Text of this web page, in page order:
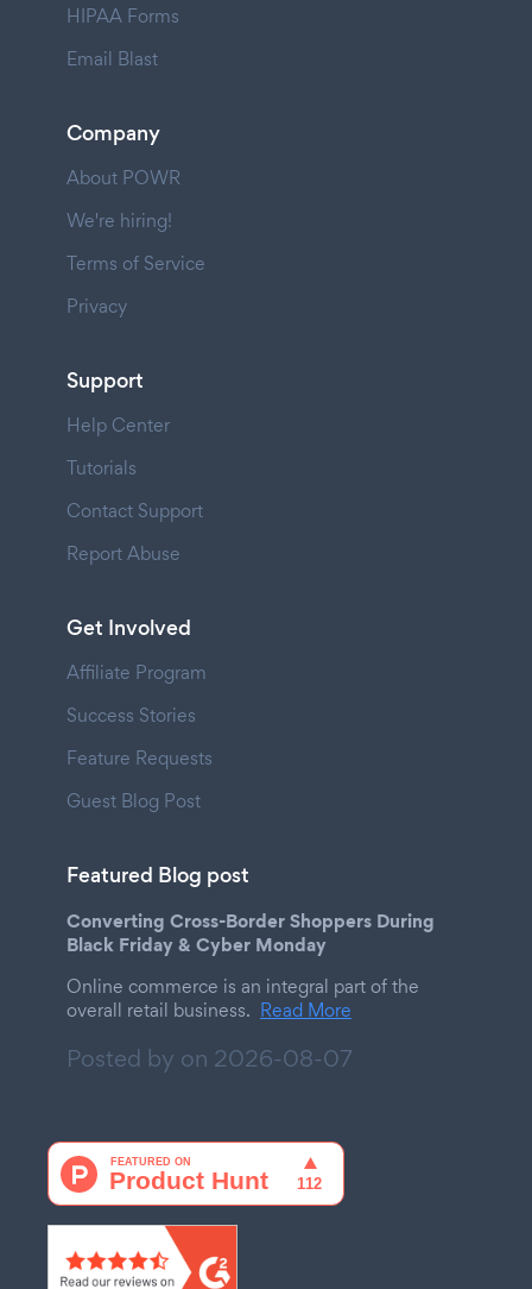
HIPAA Forms
Email Blast
Company
About POWR
We're hiring!
Terms of Service
Privacy
Support
Help Center
Tutorials
Contact Support
Report Abuse
Get Involved
Affiliate Program
Success Stories
Feature Requests
Guest Blog Post
Featured Blog post
Converting Cross-Border Shoppers During
Black Friday & Cyber Monday
Online commerce is an integral part of the
overall retail business. Read More
Posted by on 2026-08-07